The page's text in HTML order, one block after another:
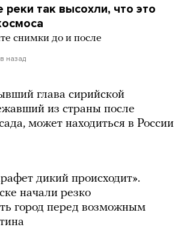
реки так высохли, что это
снимки до и после
назад
глава сирийской
из страны после
может находиться в России
дикий происходит».
начали резко
город перед возможным